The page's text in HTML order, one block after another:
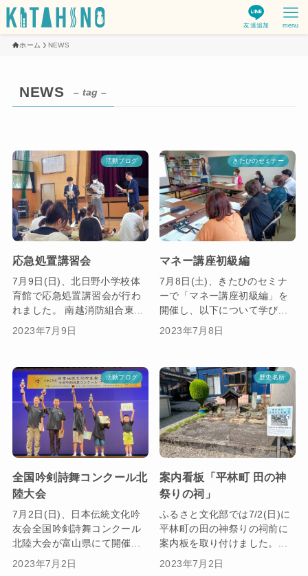
友達追加 menu
ホーム NEWS
NEWS – tag –
活動ブログ
応急処置講習会
7月9日(日)、北日野小学校体
育館で応急処置講習会が行わ
れました。 南越消防組合東...
2023年7月9日
きたひのセミナー
マネー講座初級編
7月8日(土)、きたひのセミナ
ーで「マネー講座初級編」を
開催し、以下について学び...
2023年7月8日
活動ブログ
全国吟剣詩舞コンクール北
陸大会
7月2日(日)、日本伝統文化吟
友会全国吟剣詩舞コンクール
北陸大会が富山県にて開催...
2023年7月2日
歴史名所
案内看板「平林町 田の神
祭りの祠」
ふるさと文化部では7/2(日)に
平林町の田の神祭りの祠前に
案内板を取り付けました。...
2023年7月2日